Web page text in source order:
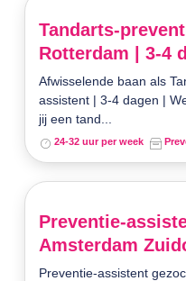
Tandarts-
Rotterdam | 3-4
Afwisselende baan als
assistent | 3-4 dagen |
jij een tand...
24-32 uur per week
Preventie-
Amsterdam
Preventie-assistent